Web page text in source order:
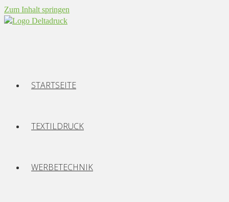
Zum Inhalt springen
STARTSEITE
TEXTILDRUCK
WERBETECHNIK